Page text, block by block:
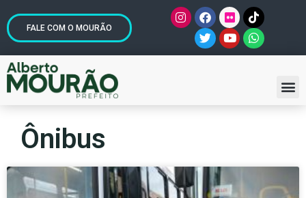
FALE COM O MOURÃO
Ônibus